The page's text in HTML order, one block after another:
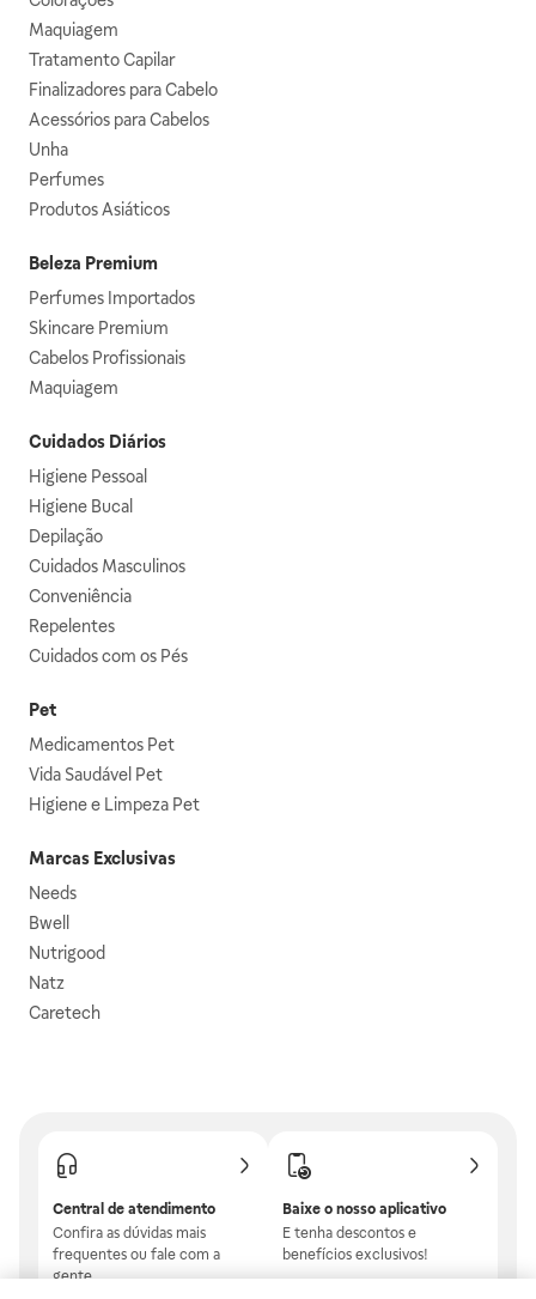
Maquiagem
Tratamento Capilar
Finalizadores para Cabelo
Acessórios para Cabelos
Unha
Perfumes
Produtos Asiáticos
Beleza Premium
Perfumes Importados
Skincare Premium
Cabelos Profissionais
Maquiagem
Cuidados Diários
Higiene Pessoal
Higiene Bucal
Depilação
Cuidados Masculinos
Conveniência
Repelentes
Cuidados com os Pés
Pet
Medicamentos Pet
Vida Saudável Pet
Higiene e Limpeza Pet
Marcas Exclusivas
Needs
Bwell
Nutrigood
Natz
Caretech
Central de atendimento
Confira as dúvidas mais
frequentes ou fale com a
gente.
Baixe o nosso aplicativo
E tenha descontos e
benefícios exclusivos!